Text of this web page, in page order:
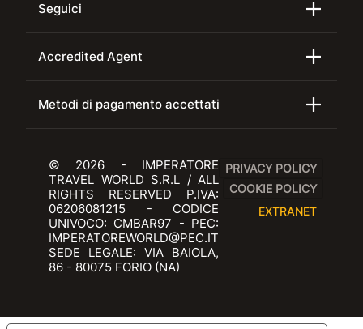
Seguici
Accredited Agent
Metodi di pagamento accettati
© 2026 - IMPERATORE
TRAVEL WORLD S.R.L / ALL
RIGHTS RESERVED P.IVA:
06206081215 - CODICE
UNIVOCO: CMBAR97 - PEC:
IMPERATOREWORLD@PEC.IT
SEDE LEGALE: VIA BAIOLA,
86 - 80075 FORIO (NA)
PRIVACY POLICY
COOKIE POLICY
EXTRANET